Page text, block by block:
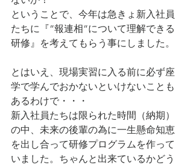
ということで、今年は急きょ新入社員
たちに『”報連相”について理解できる
研修』を考えてもらう事にしました。
とはいえ、現場実習に入る前に必ず座
学で学んでおかないといけないことも
あるわけで・・・
新入社員たちは限られた時間（納期）
の中、未来の後輩の為に一生懸命知恵
を出し合って研修プログラムを作って
いました。ちゃんと出来ているかどう